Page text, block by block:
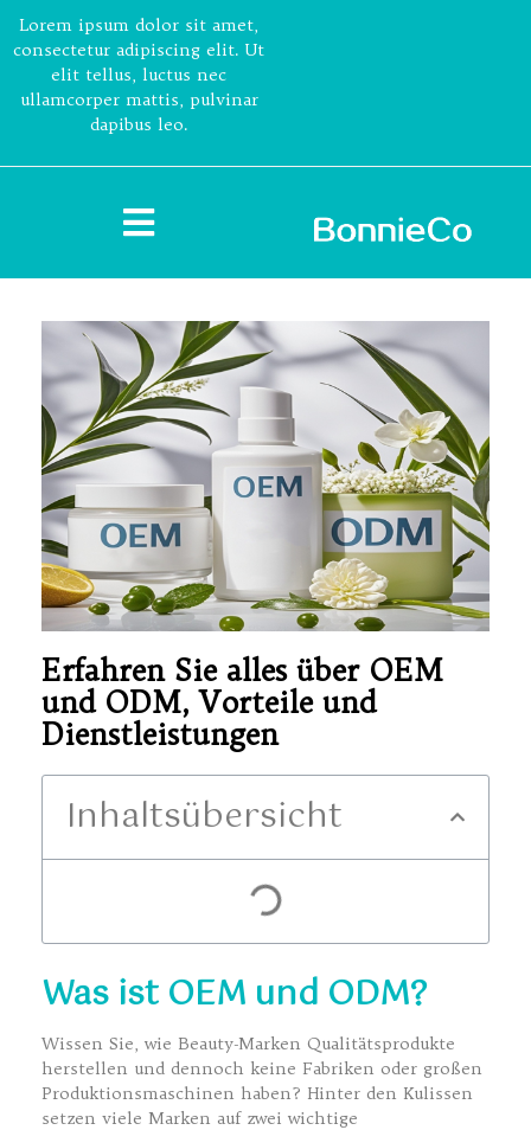
Lorem ipsum dolor sit amet,
consectetur adipiscing elit. Ut
elit tellus, luctus nec
ullamcorper mattis, pulvinar
dapibus leo.
Erfahren Sie alles über OEM
und ODM, Vorteile und
Dienstleistungen
Inhaltsübersicht
Was ist OEM und ODM?
Wissen Sie, wie Beauty-Marken Qualitätsprodukte
herstellen und dennoch keine Fabriken oder großen
Produktionsmaschinen haben? Hinter den Kulissen
setzen viele Marken auf zwei wichtige